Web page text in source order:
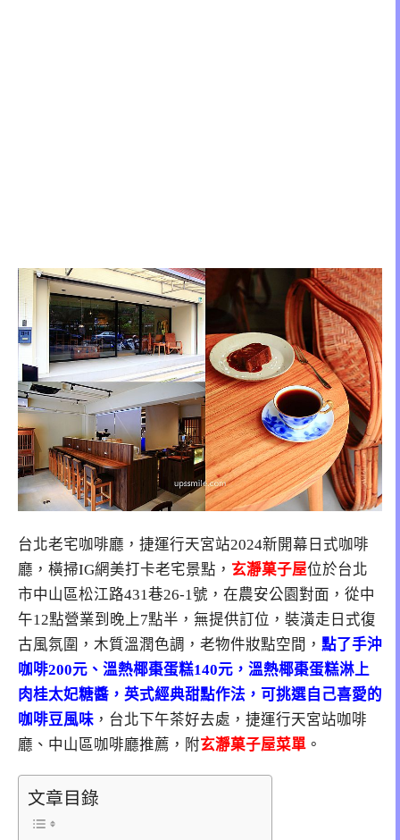
台北老宅咖啡廳，捷運行天宮站2024新開幕日式咖啡
廳，橫掃IG網美打卡老宅景點， 玄瀞菓子屋位於台北
市中山區松江路431巷26-1號，在農安公園對面 ，從中
午12點營業到晚上7點半，無提供訂位，裝潢走日式復
古風氛圍，木質溫潤色調，老物件妝點空間， 點了手沖
咖啡200元、溫熱椰棗蛋糕140元，溫熱椰棗蛋糕淋上
肉桂太妃糖醬，英式經典甜點作法，可挑選自己喜愛的
咖啡豆風味 ，台北下午茶好去處，捷運行天宮站咖啡
廳、中山區咖啡廳推薦，附玄瀞菓子屋菜單 。
文章目錄